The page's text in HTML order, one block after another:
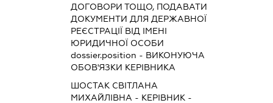
ДОГОВОРИ ТОЩО, ПОДАВАТИ
ДОКУМЕНТИ ДЛЯ ДЕРЖАВНОЇ
РЕЄСТРАЦІЇ ВІД ІМЕНІ
ЮРИДИЧНОЇ ОСОБИ
dossier.position - ВИКОНУЮЧА
ОБОВ'ЯЗКИ КЕРІВНИКА
ШОСТАК СВІТЛАНА
МИХАЙЛІВНА - КЕРІВНИК -